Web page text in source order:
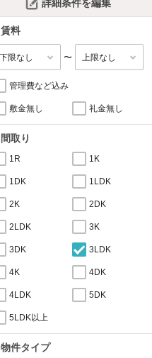
詳細条件を編集
賃料
〜
管理費など込み
敷金無し 礼金無し
間取り
1R 1K
1DK 1LDK
2K 2DK
2LDK 3K
3DK 3LDK
4K 4DK
4LDK 5DK
5LDK以上
物件タイプ